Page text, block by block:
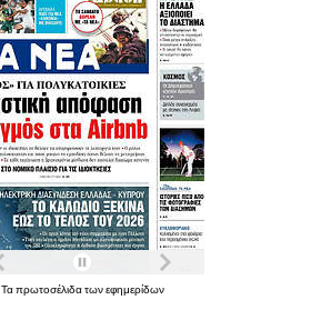
Τα πρωτοσέλιδα των εφημερίδων